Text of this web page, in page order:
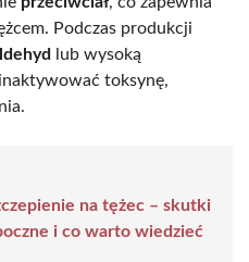
Podczas produkcji
lub wysoką
toksynę,
na tężec – skutki
i co warto wiedzieć